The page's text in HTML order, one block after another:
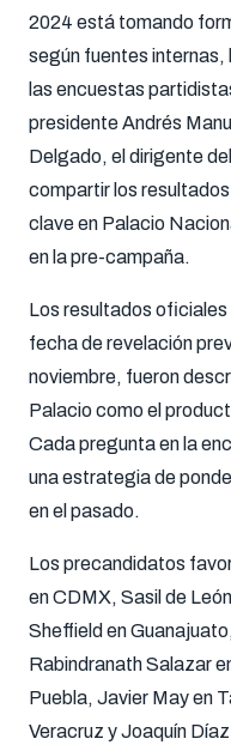
2024 está tomando
según fuentes internas,
las encuestas
presidente Andrés
Delgado, el dirigente
compartir los
clave en Palacio
en la pre-campaña.
Los resultados oficiales
fecha de revelación
noviembre, fueron
Palacio como el
Cada pregunta en la
una estrategia de
en el pasado.
Los precandidatos
en CDMX, Sasil de
Sheffield en
Rabindranath Salazar
Puebla, Javier May en
Veracruz y Joaquín